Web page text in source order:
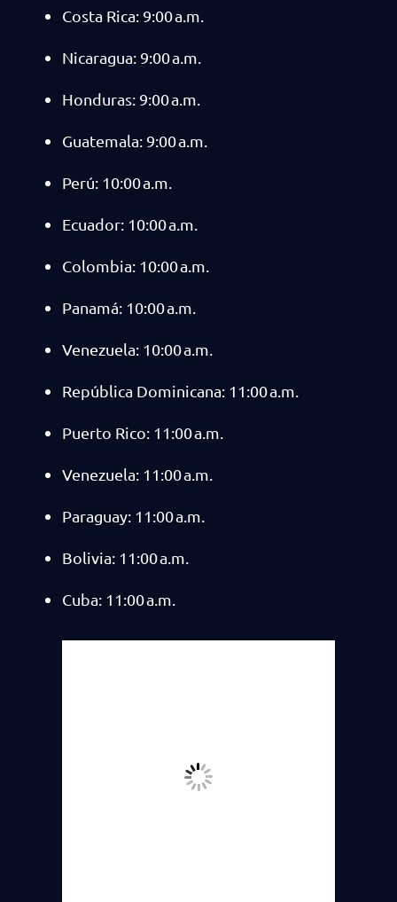
Costa Rica: 9:00 a.m.
Nicaragua: 9:00 a.m.
Honduras: 9:00 a.m.
Guatemala: 9:00 a.m.
Perú: 10:00 a.m.
Ecuador: 10:00 a.m.
Colombia: 10:00 a.m.
Panamá: 10:00 a.m.
Venezuela: 10:00 a.m.
República Dominicana: 11:00 a.m.
Puerto Rico: 11:00 a.m.
Venezuela: 11:00 a.m.
Paraguay: 11:00 a.m.
Bolivia: 11:00 a.m.
Cuba: 11:00 a.m.